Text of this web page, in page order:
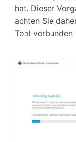
hat. Dieser
achten Sie
Tool verbunden